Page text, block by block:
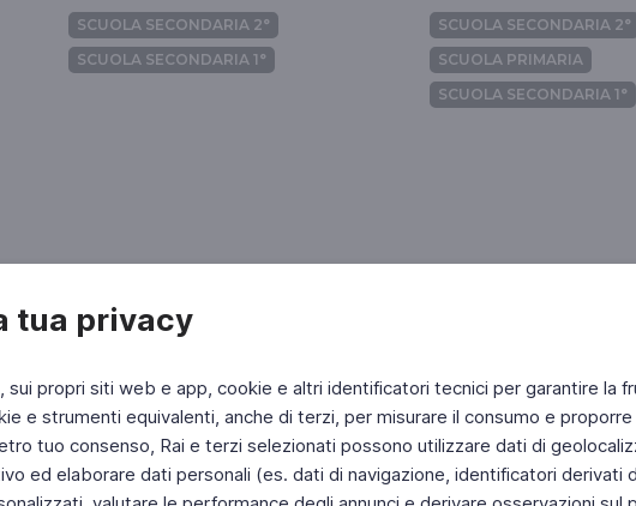
tua privacy
sui propri siti web e app, cookie e altri identificatori tecnici per garantire la
e strumenti equivalenti, anche di terzi, per misurare il consumo e
tuo consenso, Rai e terzi selezionati possono utilizzare dati di
ed elaborare dati personali (es. dati di navigazione, identificatori derivati
SCUOLA SECONDARIA 2°
SCUOLA SECONDARIA 1°
SCUOLA SECONDARIA 2°
SCUOLA PRIMARIA
SCUOLA SECONDARIA 1°